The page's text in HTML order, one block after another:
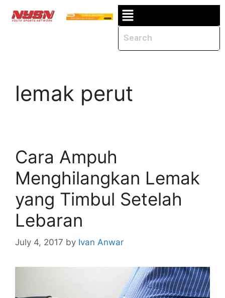
lemak perut
Cara Ampuh
Menghilangkan Lemak
yang Timbul Setelah
Lebaran
July 4, 2017 by Ivan Anwar